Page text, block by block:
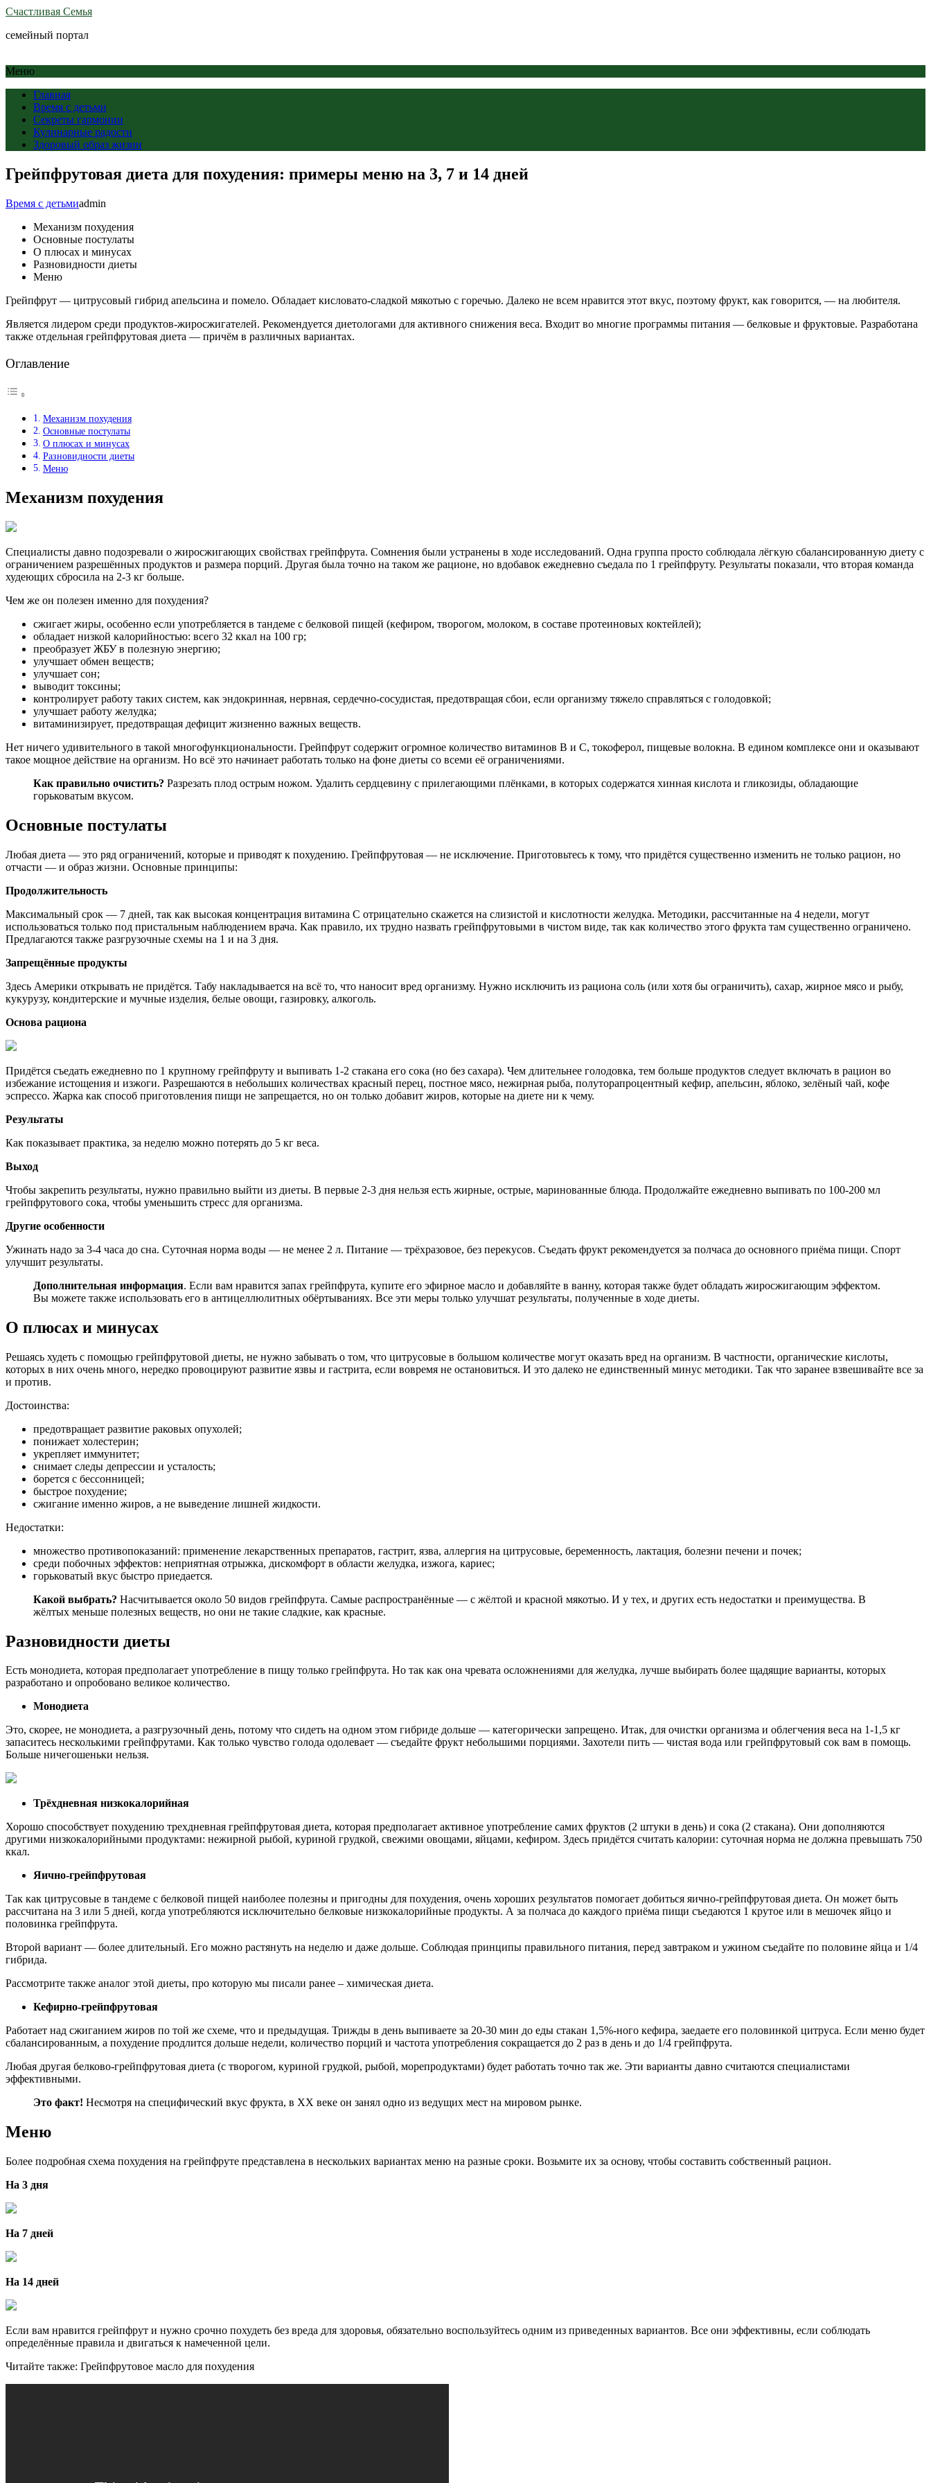
Счастливая Семья
семейный портал
Меню
Главная
Время с детьми
Секреты гармонии
Кулинарные радости
Здоровый образ жизни
Грейпфрутовая диета для похудения: примеры меню на 3, 7 и 14 дней
Время с детьмиadmin
Механизм похудения
Основные постулаты
О плюсах и минусах
Разновидности диеты
Меню
Грейпфрут — цитрусовый гибрид апельсина и помело. Обладает кисловато-сладкой мякотью с горечью. Далеко не всем нравится этот вкус, поэтому фрукт, как говорится, — на любителя.
Является лидером среди продуктов-жиросжигателей. Рекомендуется диетологами для активного снижения веса. Входит во многие программы питания — белковые и фруктовые. Разработана
также отдельная грейпфрутовая диета — причём в различных вариантах.
Оглавление
Механизм похудения
Основные постулаты
О плюсах и минусах
Разновидности диеты
Меню
Механизм похудения
Специалисты давно подозревали о жиросжигающих свойствах грейпфрута. Сомнения были устранены в ходе исследований. Одна группа просто соблюдала лёгкую сбалансированную диету с
ограничением разрешённых продуктов и размера порций. Другая была точно на таком же рационе, но вдобавок ежедневно съедала по 1 грейпфруту. Результаты показали, что вторая команда
худеющих сбросила на 2-3 кг больше.
Чем же он полезен именно для похудения?
сжигает жиры, особенно если употребляется в тандеме с белковой пищей (кефиром, творогом, молоком, в составе протеиновых коктейлей);
обладает низкой калорийностью: всего 32 ккал на 100 гр;
преобразует ЖБУ в полезную энергию;
улучшает обмен веществ;
улучшает сон;
выводит токсины;
контролирует работу таких систем, как эндокринная, нервная, сердечно-сосудистая, предотвращая сбои, если организму тяжело справляться с голодовкой;
улучшает работу желудка;
витаминизирует, предотвращая дефицит жизненно важных веществ.
Нет ничего удивительного в такой многофункциональности. Грейпфрут содержит огромное количество витаминов В и С, токоферол, пищевые волокна. В едином комплексе они и оказывают
такое мощное действие на организм. Но всё это начинает работать только на фоне диеты со всеми её ограничениями.
Как правильно очистить? Разрезать плод острым ножом. Удалить сердцевину с прилегающими плёнками, в которых содержатся хинная кислота и гликозиды, обладающие
горьковатым вкусом.
Основные постулаты
Любая диета — это ряд ограничений, которые и приводят к похудению. Грейпфрутовая — не исключение. Приготовьтесь к тому, что придётся существенно изменить не только рацион, но
отчасти — и образ жизни. Основные принципы:
Продолжительность
Максимальный срок — 7 дней, так как высокая концентрация витамина С отрицательно скажется на слизистой и кислотности желудка. Методики, рассчитанные на 4 недели, могут
использоваться только под пристальным наблюдением врача. Как правило, их трудно назвать грейпфрутовыми в чистом виде, так как количество этого фрукта там существенно ограничено.
Предлагаются также разгрузочные схемы на 1 и на 3 дня.
Запрещённые продукты
Здесь Америки открывать не придётся. Табу накладывается на всё то, что наносит вред организму. Нужно исключить из рациона соль (или хотя бы ограничить), сахар, жирное мясо и рыбу,
кукурузу, кондитерские и мучные изделия, белые овощи, газировку, алкоголь.
Основа рациона
Придётся съедать ежедневно по 1 крупному грейпфруту и выпивать 1-2 стакана его сока (но без сахара). Чем длительнее голодовка, тем больше продуктов следует включать в рацион во
избежание истощения и изжоги. Разрешаются в небольших количествах красный перец, постное мясо, нежирная рыба, полуторапроцентный кефир, апельсин, яблоко, зелёный чай, кофе
эспрессо. Жарка как способ приготовления пищи не запрещается, но он только добавит жиров, которые на диете ни к чему.
Результаты
Как показывает практика, за неделю можно потерять до 5 кг веса.
Выход
Чтобы закрепить результаты, нужно правильно выйти из диеты. В первые 2-3 дня нельзя есть жирные, острые, маринованные блюда. Продолжайте ежедневно выпивать по 100-200 мл
грейпфрутового сока, чтобы уменьшить стресс для организма.
Другие особенности
Ужинать надо за 3-4 часа до сна. Суточная норма воды — не менее 2 л. Питание — трёхразовое, без перекусов. Съедать фрукт рекомендуется за полчаса до основного приёма пищи. Спорт
улучшит результаты.
Дополнительная информация. Если вам нравится запах грейпфрута, купите его эфирное масло и добавляйте в ванну, которая также будет обладать жиросжигающим эффектом.
Вы можете также использовать его в антицеллюлитных обёртываниях. Все эти меры только улучшат результаты, полученные в ходе диеты.
О плюсах и минусах
Решаясь худеть с помощью грейпфрутовой диеты, не нужно забывать о том, что цитрусовые в большом количестве могут оказать вред на организм. В частности, органические кислоты,
которых в них очень много, нередко провоцируют развитие язвы и гастрита, если вовремя не остановиться. И это далеко не единственный минус методики. Так что заранее взвешивайте все за
и против.
Достоинства:
предотвращает развитие раковых опухолей;
понижает холестерин;
укрепляет иммунитет;
снимает следы депрессии и усталость;
борется с бессонницей;
быстрое похудение;
сжигание именно жиров, а не выведение лишней жидкости.
Недостатки:
множество противопоказаний: применение лекарственных препаратов, гастрит, язва, аллергия на цитрусовые, беременность, лактация, болезни печени и почек;
среди побочных эффектов: неприятная отрыжка, дискомфорт в области желудка, изжога, кариес;
горьковатый вкус быстро приедается.
Какой выбрать? Насчитывается около 50 видов грейпфрута. Самые распространённые — с жёлтой и красной мякотью. И у тех, и других есть недостатки и преимущества. В
жёлтых меньше полезных веществ, но они не такие сладкие, как красные.
Разновидности диеты
Есть монодиета, которая предполагает употребление в пищу только грейпфрута. Но так как она чревата осложнениями для желудка, лучше выбирать более щадящие варианты, которых
разработано и опробовано великое количество.
Монодиета
Это, скорее, не монодиета, а разгрузочный день, потому что сидеть на одном этом гибриде дольше — категорически запрещено. Итак, для очистки организма и облегчения веса на 1-1,5 кг
запаситесь несколькими грейпфрутами. Как только чувство голода одолевает — съедайте фрукт небольшими порциями. Захотели пить — чистая вода или грейпфрутовый сок вам в помощь.
Больше ничегошеньки нельзя.
Трёхдневная низкокалорийная
Хорошо способствует похудению трехдневная грейпфрутовая диета, которая предполагает активное употребление самих фруктов (2 штуки в день) и сока (2 стакана). Они дополняются
другими низкокалорийными продуктами: нежирной рыбой, куриной грудкой, свежими овощами, яйцами, кефиром. Здесь придётся считать калории: суточная норма не должна превышать 750
ккал.
Яично-грейпфрутовая
Так как цитрусовые в тандеме с белковой пищей наиболее полезны и пригодны для похудения, очень хороших результатов помогает добиться яично-грейпфрутовая диета. Он может быть
рассчитана на 3 или 5 дней, когда употребляются исключительно белковые низкокалорийные продукты. А за полчаса до каждого приёма пищи съедаются 1 крутое или в мешочек яйцо и
половинка грейпфрута.
Второй вариант — более длительный. Его можно растянуть на неделю и даже дольше. Соблюдая принципы правильного питания, перед завтраком и ужином съедайте по половине яйца и 1/4
гибрида.
Рассмотрите также аналог этой диеты, про которую мы писали ранее – химическая диета.
Кефирно-грейпфрутовая
Работает над сжиганием жиров по той же схеме, что и предыдущая. Трижды в день выпиваете за 20-30 мин до еды стакан 1,5%-ного кефира, заедаете его половинкой цитруса. Если меню будет
сбалансированным, а похудение продлится дольше недели, количество порций и частота употребления сокращается до 2 раз в день и до 1/4 грейпфрута.
Любая другая белково-грейпфрутовая диета (с творогом, куриной грудкой, рыбой, морепродуктами) будет работать точно так же. Эти варианты давно считаются специалистами
эффективными.
Это факт! Несмотря на специфический вкус фрукта, в XX веке он занял одно из ведущих мест на мировом рынке.
Меню
Более подробная схема похудения на грейпфруте представлена в нескольких вариантах меню на разные сроки. Возьмите их за основу, чтобы составить собственный рацион.
На 3 дня
На 7 дней
На 14 дней
Если вам нравится грейпфрут и нужно срочно похудеть без вреда для здоровья, обязательно воспользуйтесь одним из приведенных вариантов. Все они эффективны, если соблюдать
определённые правила и двигаться к намеченной цели.
Читайте также: Грейпфрутовое масло для похудения